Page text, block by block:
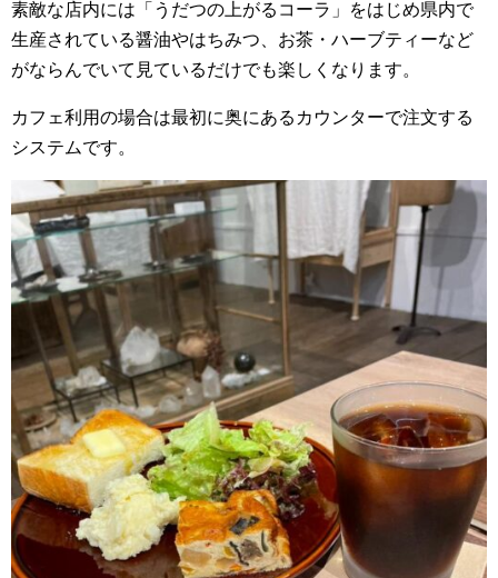
素敵な店内には「うだつの上がるコーラ」をはじめ県内で
生産されている醤油やはちみつ、お茶・ハーブティーなど
がならんでいて見ているだけでも楽しくなります。
カフェ利用の場合は最初に奥にあるカウンターで注文する
システムです。